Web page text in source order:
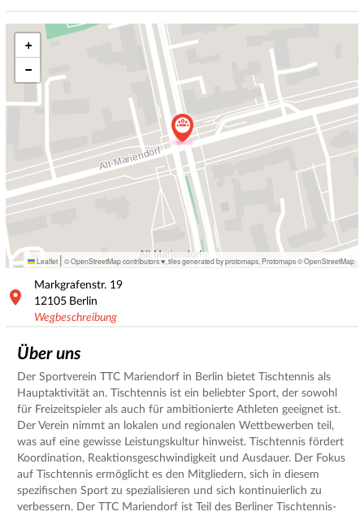
+
−
Leaflet | © OpenStreetMap contributors ♥,tiles generated by protomaps Protomaps©OpenStreetMap
Markgrafenstr. 19
12105 Berlin
Wegbeschreibung
Über uns
Der Sportverein TTC Mariendorf in Berlin bietet Tischtennis als
Hauptaktivität an. Tischtennis ist ein beliebter Sport, der sowohl
für Freizeitspieler als auch für ambitionierte Athleten geeignet ist.
Der Verein nimmt an lokalen und regionalen Wettbewerben teil,
was auf eine gewisse Leistungskultur hinweist. Tischtennis fördert
Koordination, Reaktionsgeschwindigkeit und Ausdauer. Der Fokus
auf Tischtennis ermöglicht es den Mitgliedern, sich in diesem
spezifischen Sport zu spezialisieren und sich kontinuierlich zu
verbessern. Der TTC Mariendorf ist Teil des Berliner Tischtennis-